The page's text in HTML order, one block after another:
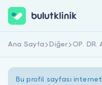
Hemen Kaydol
Ana Sayfa Diğer OP. DR.
Bu profil sayfası